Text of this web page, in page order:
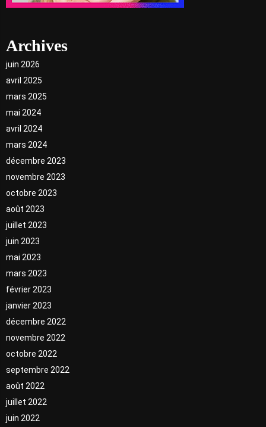
Archives
juin 2026
avril 2025
mars 2025
mai 2024
avril 2024
mars 2024
décembre 2023
novembre 2023
octobre 2023
août 2023
juillet 2023
juin 2023
mai 2023
mars 2023
février 2023
janvier 2023
décembre 2022
novembre 2022
octobre 2022
septembre 2022
août 2022
juillet 2022
juin 2022